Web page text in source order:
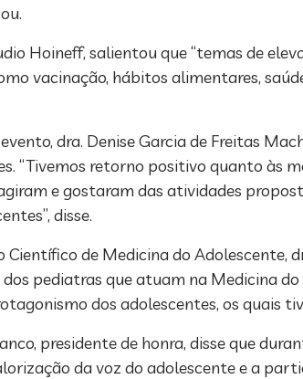
Hoineff, salientou que “temas de
vacinação, hábitos alimentares,
dra. Denise Garcia de Freitas
“Tivemos retorno positivo quanto às
e gostaram das atividades
disse.
de Medicina do Adolescente,
pediatras que atuam na Medicina
dos adolescentes, os quais
presidente de honra, disse que
da voz do adolescente e a